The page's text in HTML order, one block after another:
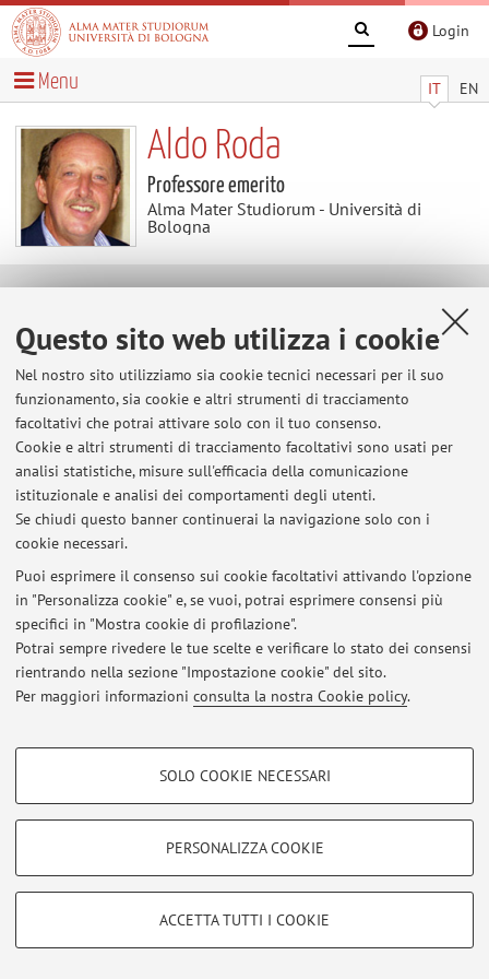
Questo sito web utilizza i cookie
Nel nostro sito utilizziamo sia cookie tecnici necessari per il suo
funzionamento, sia cookie e altri strumenti di tracciamento
facoltativi che potrai attivare solo con il tuo consenso.
Cookie e altri strumenti di tracciamento facoltativi sono usati per
analisi statistiche, misure sull'efficacia della comunicazione
istituzionale e analisi dei comportamenti degli utenti.
Se chiudi questo banner continuerai la navigazione solo con i
cookie necessari.
Puoi esprimere il consenso sui cookie facoltativi attivando l'opzione
in "Personalizza cookie" e, se vuoi, potrai esprimere consensi più
specifici in "Mostra cookie di profilazione".
Potrai sempre rivedere le tue scelte e verificare lo stato dei consensi
rientrando nella sezione "Impostazione cookie" del sito.
Per maggiori informazioni consulta la nostra Cookie policy.
COOKIE DI PROFILAZIONE - FACOLTATIVI
COOKIE TECNICI - NECESSARI
Si tratta di cookie tecnici utilizzati, a titolo esemplificativo, per il corretto
SOLO COOKIE NECESSARI
PERSONALIZZA COOKIE
ACCETTA TUTTI I COOKIE
Login
IT EN
Menu
Aldo Roda
Professore emerito
Alma Mater Studiorum - Università di
Bologna
Ultimi avvisi
esame biosensori ottici Biotech Farmaceutiche
Pubblicato il: 19 dicembre 2012
Tutti gli avvisi
Area riservata
Accedi tramiteloginper gestire tutti i contenuti del sito.
© 2026 - ALMA MATER STUDIORUM - Università di Bologna - Via
Zamboni, 33 - 40126 Bologna - Partita IVA: 01131710376